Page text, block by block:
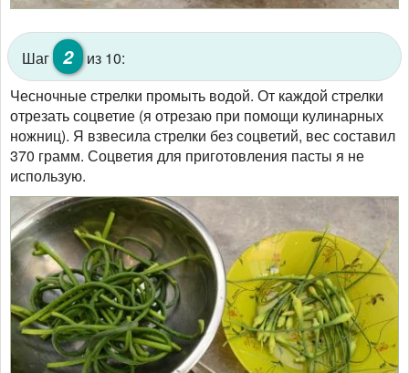
Шаг 2
из 10:
Чесночные стрелки промыть водой. От каждой стрелки
отрезать соцветие (я отрезаю при помощи кулинарных
ножниц). Я взвесила стрелки без соцветий, вес составил
370 грамм. Соцветия для приготовления пасты я не
использую.